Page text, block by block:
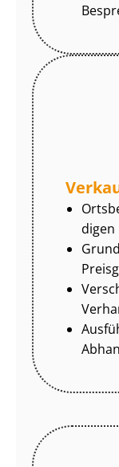
di­gen